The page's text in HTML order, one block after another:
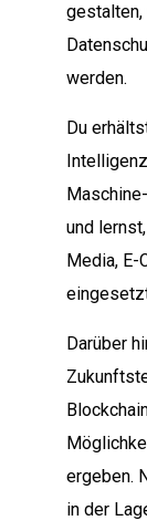
gestalten,
werden.
Du
und
Media, E-
Darüber
ergeben.
in der